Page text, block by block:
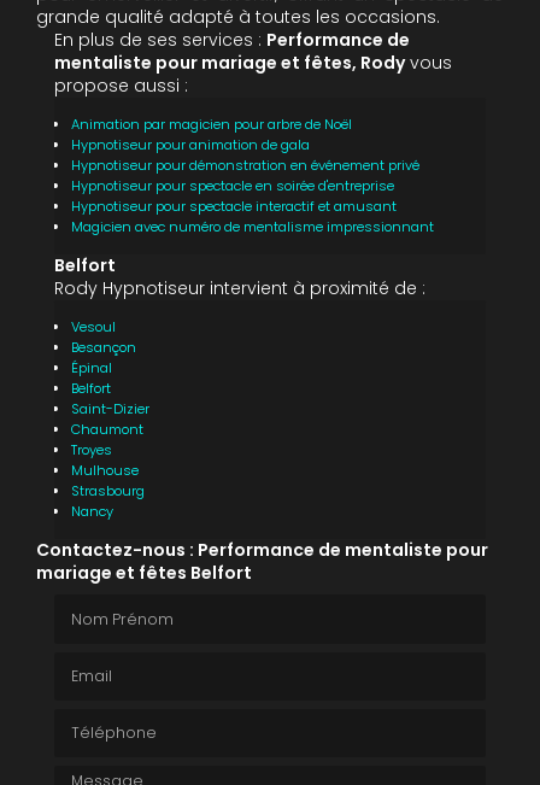
grande qualité adapté à toutes les occasions.
En plus de ses services : Performance de
mentaliste pour mariage et fêtes, Rodyvous
propose aussi :
Animation par magicien pour arbre de Noël
Hypnotiseur pour animation de gala
Hypnotiseur pour démonstration en événement privé
Hypnotiseur pour spectacle en soirée d'entreprise
Hypnotiseur pour spectacle interactif et amusant
Magicien avec numéro de mentalisme impressionnant
Belfort
Rody Hypnotiseur intervient à proximité de :
Vesoul
Besançon
Épinal
Belfort
Saint-Dizier
Chaumont
Troyes
Mulhouse
Strasbourg
Nancy
Contactez-nous : Performance de mentaliste pour
mariage et fêtes Belfort
Message